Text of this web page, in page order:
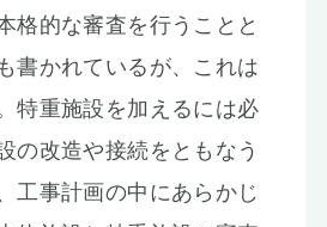
格的な審査を行うことと
書かれているが、これは
特重施設を加えるには必
の改造や接続をともなう
工事計画の中にあらかじ